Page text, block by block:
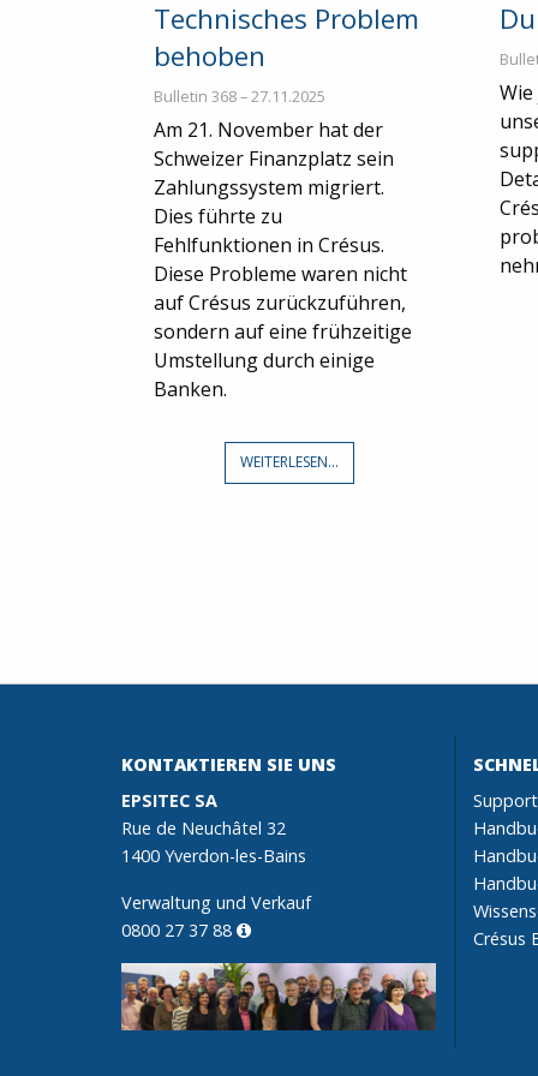
Technisches Problem
behoben
Bulletin 368 – 27.11.2025
Am 21. November hat der
Schweizer Finanzplatz sein
Zahlungssystem migriert.
Dies führte zu
Fehlfunktionen in Crésus.
Diese Probleme waren nicht
auf Crésus zurückzuführen,
sondern auf eine frühzeitige
Umstellung durch einige
Banken.
WEITERLESEN...
KONTAKTIEREN SIE UNS
EPSITEC SA
Rue de Neuchâtel 32
1400 Yverdon-les-Bains
Verwaltung und Verkauf
0800 27 37 88
Support
Crésus